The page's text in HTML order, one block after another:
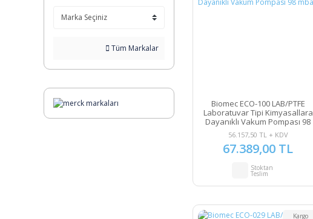
Tüm Markalar
Biomec ECO-100 LAB/PTFE
Laboratuvar Tipi Kimyasallara
Dayanıklı Vakum Pompası 98
mbar
56.157,50 TL + KDV
67.389,00 TL
Stoktan
Teslim
Kargo